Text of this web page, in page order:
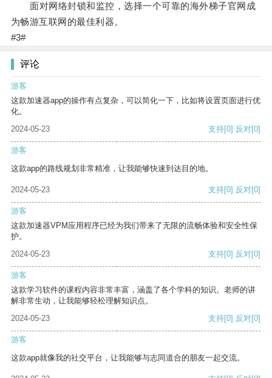
面对网络封锁和监控，选择一个可靠的海外梯子官网成
为畅游互联网的最佳利器。
#3#
评论
游客
这款加速器app的操作有点复杂，可以简化一下，比如将设置页面进行优
化。
2024-05-23
支持[0] 反对[0]
游客
这款app的路线规划非常精准，让我能够快速到达目的地。
2024-05-23 支持[0] 反对[0]
游客
这款加速器VPM应用程序已经为我们带来了无限的流畅体验和安全性保
护。
2024-05-23
支持[0] 反对[0]
游客
这款学习软件的课程内容非常丰富，涵盖了各个学科的知识。老师的讲
解非常生动，让我能够轻松理解知识点。
2024-05-23
支持[0] 反对[0]
游客
这款app就像我的社交平台，让我能够与志同道合的朋友一起交流。